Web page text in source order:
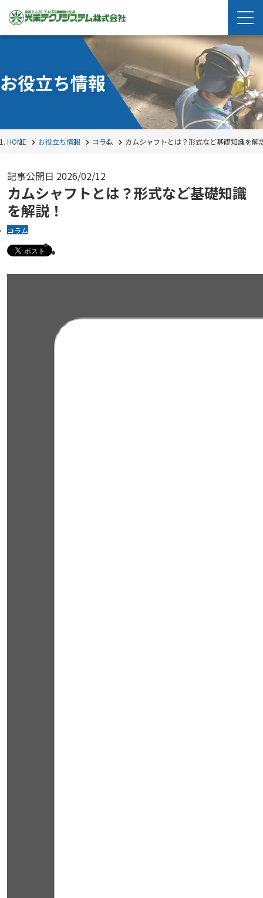
お役立ち情報
HOME お役立ち情報 コラム カムシャフトとは？形式など基礎知識を解
記事公開日 2026/02/12
カムシャフトとは？形式など基礎知識
を解説！
コラム